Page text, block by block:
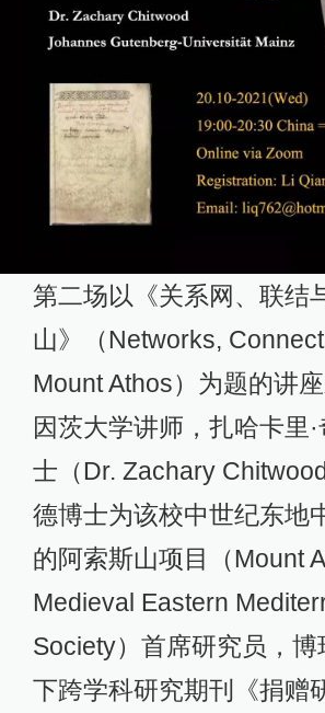
第二场以《关系网、联结
山》（Networks,
Mount Athos）为题的讲
因茨大学讲师，扎哈卡里
士（Dr. Zachary
德博士为该校中世纪东地
的阿索斯山项目（Mount
Medieval Eastern
Society）首席研究员，
下跨学科研究期刊《捐赠